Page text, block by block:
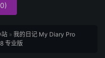
0)
站 » 我的日记 My Diary Pro
专业版